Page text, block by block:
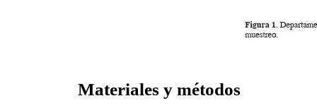
Materiales y métodos